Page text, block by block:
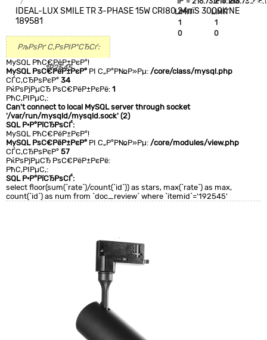
LIMIT
1
0
LIMIT
1
0
IDEAL-LUX SMILE TR 3-PHASE 15W CRI80 24пїЅ 3000K NE
189581
РљРѕРґ С‚РѕРІР°СЂСѓ:
192545
MySQL РћС€РёР±РєР°!
MySQL РѕС€РёР±РєР° РІ С„Р°Р№Р»Рµ: /core/class/mysql.php
СЃС‚СЂРѕРєР° 34
РќРѕРјРµСЂ РѕС€РёР±РєРё: 1
РћС‚РІРµС‚:
Can't connect to local MySQL server through socket
'/var/run/mysqld/mysqld.sock' (2)
SQL Р·Р°РїСЂРѕСЃ:
MySQL РћС€РёР±РєР°!
MySQL РѕС€РёР±РєР° РІ С„Р°Р№Р»Рµ: /core/modules/view.php
СЃС‚СЂРѕРєР° 57
РќРѕРјРµСЂ РѕС€РёР±РєРё:
РћС‚РІРµС‚:
SQL Р·Р°РїСЂРѕСЃ:
select floor(sum(`rate`)/count(`id`)) as stars, max(`rate`) as max,
count(`id`) as num from `doc_review` where `itemid`='192545'